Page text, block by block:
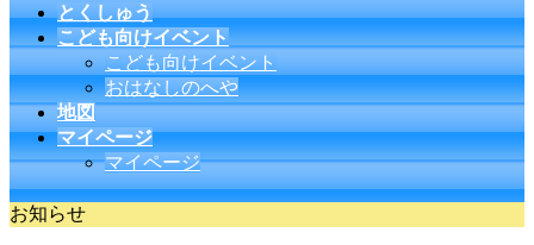
とくしゅう
こども向けイベント
こども向けイベント
おはなしのへや
地図
マイページ
マイページ
お知らせ